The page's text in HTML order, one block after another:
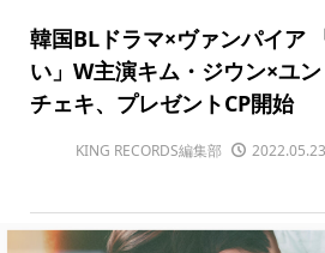
韓国BLドラマ×ヴァンパイア
い」W主演キム・ジウン×ユ
チェキ、プレゼントCP開始
KING RECORDS編集部